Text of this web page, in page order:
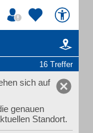
16 Treffer
sich auf
genauen
Standort.